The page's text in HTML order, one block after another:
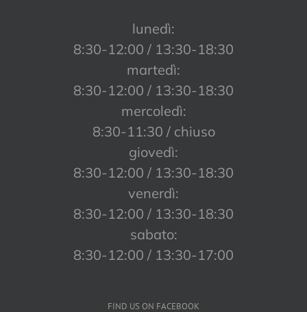
lunedì:
8:30-12:00 / 13:30-18:30
martedì:
8:30-12:00 / 13:30-18:30
mercoledì:
8:30-11:30 / chiuso
giovedì:
8:30-12:00 / 13:30-18:30
venerdì:
8:30-12:00 / 13:30-18:30
sabato:
8:30-12:00 / 13:30-17:00
FIND US ON FACEBOOK